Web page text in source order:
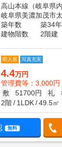
高山本線（岐阜県
岐阜県美濃加茂市
築年数
築34年
建物階数
2階建
即入居 写真充実
4.4万円
管理費等：3,000円
敷
51700円 礼
2階
1LDK 49.5㎡
無料